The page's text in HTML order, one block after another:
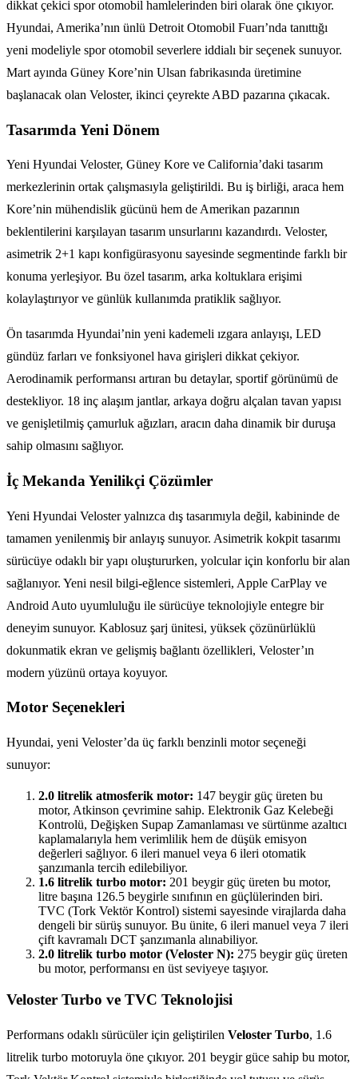
dikkat çekici spor otomobil hamlelerinden biri olarak öne çıkıyor.
Hyundai, Amerika’nın ünlü Detroit Otomobil Fuarı’nda tanıttığı
yeni modeliyle spor otomobil severlere iddialı bir seçenek sunuyor.
Mart ayında Güney Kore’nin Ulsan fabrikasında üretimine
başlanacak olan Veloster, ikinci çeyrekte ABD pazarına çıkacak.
Tasarımda Yeni Dönem
Yeni Hyundai Veloster, Güney Kore ve California’daki tasarım
merkezlerinin ortak çalışmasıyla geliştirildi. Bu iş birliği, araca hem
Kore’nin mühendislik gücünü hem de Amerikan pazarının
beklentilerini karşılayan tasarım unsurlarını kazandırdı. Veloster,
asimetrik 2+1 kapı konfigürasyonu sayesinde segmentinde farklı bir
konuma yerleşiyor. Bu özel tasarım, arka koltuklara erişimi
kolaylaştırıyor ve günlük kullanımda pratiklik sağlıyor.
Ön tasarımda Hyundai’nin yeni kademeli ızgara anlayışı, LED
gündüz farları ve fonksiyonel hava girişleri dikkat çekiyor.
Aerodinamik performansı artıran bu detaylar, sportif görünümü de
destekliyor. 18 inç alaşım jantlar, arkaya doğru alçalan tavan yapısı
ve genişletilmiş çamurluk ağızları, aracın daha dinamik bir duruşa
sahip olmasını sağlıyor.
İç Mekanda Yenilikçi Çözümler
Yeni Hyundai Veloster yalnızca dış tasarımıyla değil, kabininde de
tamamen yenilenmiş bir anlayış sunuyor. Asimetrik kokpit tasarımı
sürücüye odaklı bir yapı oluştururken, yolcular için konforlu bir alan
sağlanıyor. Yeni nesil bilgi-eğlence sistemleri, Apple CarPlay ve
Android Auto uyumluluğu ile sürücüye teknolojiyle entegre bir
deneyim sunuyor. Kablosuz şarj ünitesi, yüksek çözünürlüklü
dokunmatik ekran ve gelişmiş bağlantı özellikleri, Veloster’ın
modern yüzünü ortaya koyuyor.
Motor Seçenekleri
Hyundai, yeni Veloster’da üç farklı benzinli motor seçeneği
sunuyor:
2.0 litrelik atmosferik motor: 147 beygir güç üreten bu
motor, Atkinson çevrimine sahip. Elektronik Gaz Kelebeği
Kontrolü, Değişken Supap Zamanlaması ve sürtünme azaltıcı
kaplamalarıyla hem verimlilik hem de düşük emisyon
değerleri sağlıyor. 6 ileri manuel veya 6 ileri otomatik
şanzımanla tercih edilebiliyor.
1.6 litrelik turbo motor: 201 beygir güç üreten bu motor,
litre başına 126.5 beygirle sınıfının en güçlülerinden biri.
TVC (Tork Vektör Kontrol) sistemi sayesinde virajlarda daha
dengeli bir sürüş sunuyor. Bu ünite, 6 ileri manuel veya 7 ileri
çift kavramalı DCT şanzımanla alınabiliyor.
2.0 litrelik turbo motor (Veloster N): 275 beygir güç üreten
bu motor, performansı en üst seviyeye taşıyor.
Veloster Turbo ve TVC Teknolojisi
Performans odaklı sürücüler için geliştirilen Veloster Turbo, 1.6
litrelik turbo motoruyla öne çıkıyor. 201 beygir güce sahip bu motor,